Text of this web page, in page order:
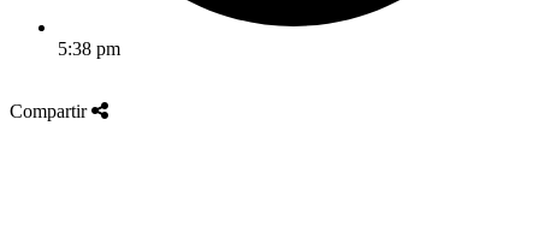
5:38 pm
Compartir